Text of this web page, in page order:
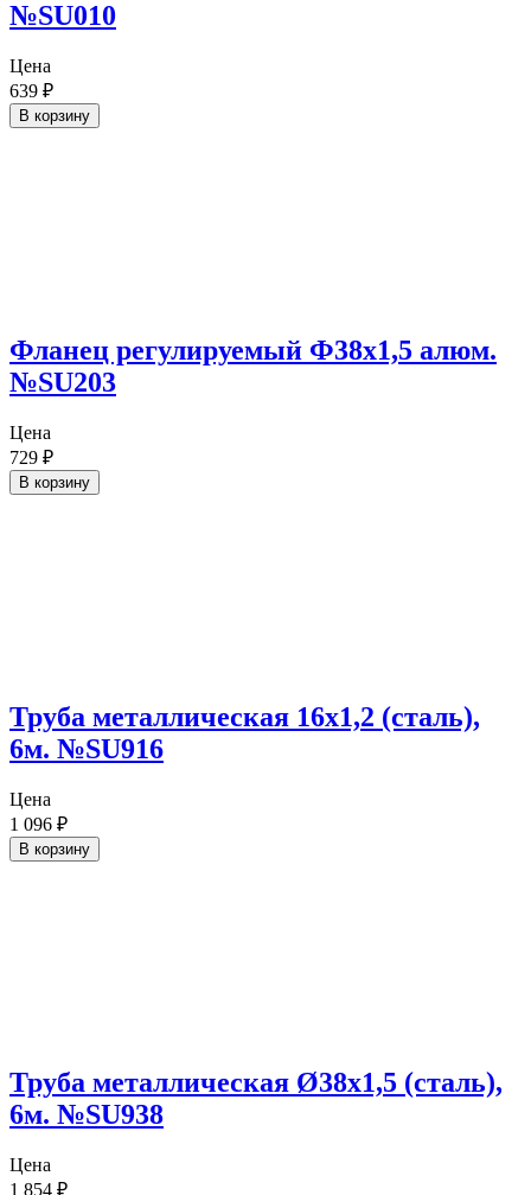
№SU010
Цена
639 ₽
В корзину
Фланец регулируемый Ф38х1,5 алюм.
№SU203
Цена
729 ₽
В корзину
Труба металлическая 16х1,2 (сталь),
6м. №SU916
Цена
1 096 ₽
В корзину
Труба металлическая Ø38х1,5 (сталь),
6м. №SU938
Цена
1 854 ₽